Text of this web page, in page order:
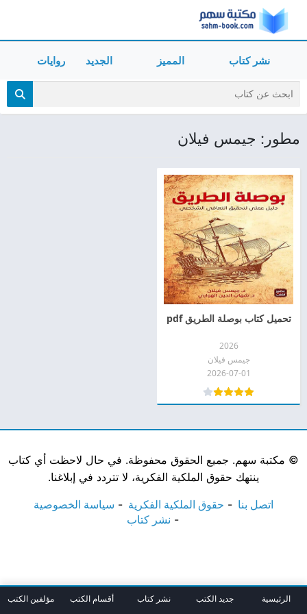
نشر كتاب المميز الجديد روايات
مطور: جيمس فيلان
تحميل كتاب بوصلة الطريق pdf
2026
جيمس فيلان
2026-07-01
© مكتبة سهم. جميع الحقوق محفوظة. في حال لاحظت أي كتاب
ينتهك حقوق الملكية الفكرية، لا تتردد في إبلاغنا.
اتصل بنا حقوق الملكية الفكرية
سياسة الخصوصية
نشر كتاب
الرئيسية جديد الكتب نشر كتاب أقسام الكتب مؤلفين الكتب